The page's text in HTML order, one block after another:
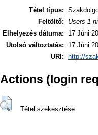
Tétel típus:
Feltöltő:
Users 1
Elhelyezés dátuma:
17 Júni
Utolsó változtatás:
17 Júni
URI:
http://
Actions (login
Tétel szekesztése